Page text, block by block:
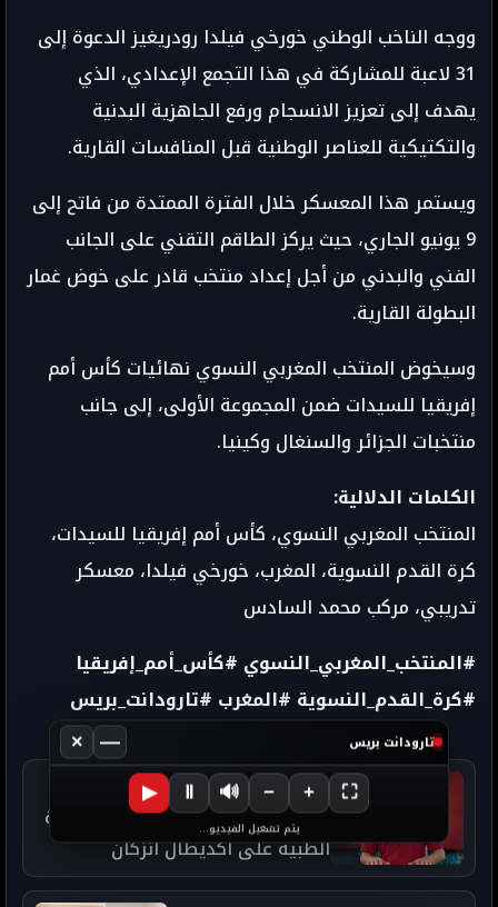
ووجه الناخب الوطني خورخي فيلدا رودريغيز الدعوة إلى
31 لاعبة للمشاركة في هذا التجمع الإعدادي، الذي
يهدف إلى تعزيز الانسجام ورفع الجاهزية البدنية
والتكتيكية للعناصر الوطنية قبل المنافسات القارية.
ويستمر هذا المعسكر خلال الفترة الممتدة من فاتح إلى
9 يونيو الجاري، حيث يركز الطاقم التقني على الجانب
الفني والبدني من أجل إعداد منتخب قادر على خوض غمار
البطولة القارية.
وسيخوض المنتخب المغربي النسوي نهائيات كأس أمم
إفريقيا للسيدات ضمن المجموعة الأولى، إلى جانب
منتخبات الجزائر والسنغال وكينيا.
الكلمات الدلالية:
المنتخب المغربي النسوي، كأس أمم إفريقيا للسيدات،
كرة القدم النسوية، المغرب، خورخي فيلدا، معسكر
تدريبي، مركب محمد السادس
#المنتخب_المغربي_النسوي #كأس_أمم_إفريقيا
#كرة_القدم_النسوية #المغرب #تارودانت_بريس
التالي
من تكون ياترى الدكتور سرورالمديرة
الطبية على اكديطال انزكان
تارودانت بريس —
×
▶ Ⅱ 🔊 − + ⛶
يتم تشغيل الفيديو...